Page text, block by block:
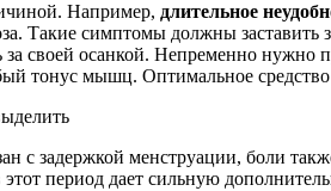
Например, длительное
Такие симптомы должны
своей осанкой. Непременно
тонус мышц. Оптимальное
с задержкой менструации, боли
период дает сильную